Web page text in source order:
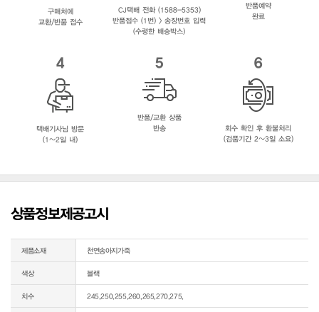
구매처에
교환/반품 접수
CJ택배 전화 (1588-5353)
반품접수 (1번) > 송장번호 입력
(수령한 배송박스)
반품예약
완료
4
택배기사님 방문
(1~2일 내)
5
반품/교환 상품
반송
6
회수 확인 후 환불처리
(검품기간 2~3일 소요)
상품정보제공고시
제품소재 천연송아지가죽
색상 블랙
치수 245,250,255,260,265,270,275,